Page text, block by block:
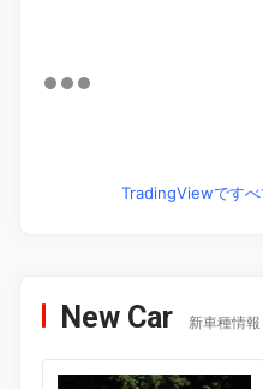
TradingViewです
New Car 新車種情報